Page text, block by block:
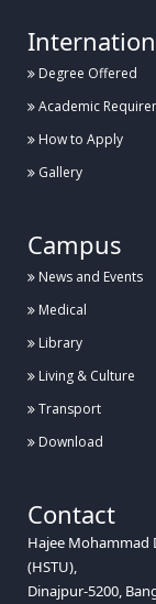
Degree Offered
Academic
How to Apply
Gallery
Campus
News and Events
Medical
Library
Living & Culture
Transport
Download
Contact
Hajee Mohammad
(HSTU),
Dinajpur-5200,